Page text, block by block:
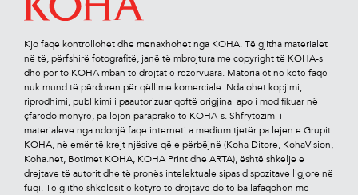
Kjo faqe kontrollohet dhe menaxhohet nga KOHA. Të gjitha materialet
në të, përfshirë fotograﬁtë, janë të mbrojtura me copyright të KOHA-s
dhe për to KOHA mban të drejtat e rezervuara. Materialet në këtë faqe
nuk mund të përdoren për qëllime komerciale. Ndalohet kopjimi,
riprodhimi, publikimi i paautorizuar qoftë origjinal apo i modiﬁkuar në
çfarëdo mënyre, pa lejen paraprake të KOHA-s. Shfrytëzimi i
materialeve nga ndonjë faqe interneti a medium tjetër pa lejen e Grupit
KOHA, në emër të krejt njësive që e përbëjnë (Koha Ditore, KohaVision,
Koha.net, Botimet KOHA, KOHA Print dhe ARTA), është shkelje e
drejtave të autorit dhe të pronës intelektuale sipas dispozitave ligjore në
fuqi. Të gjithë shkelësit e këtyre të drejtave do të ballafaqohen me